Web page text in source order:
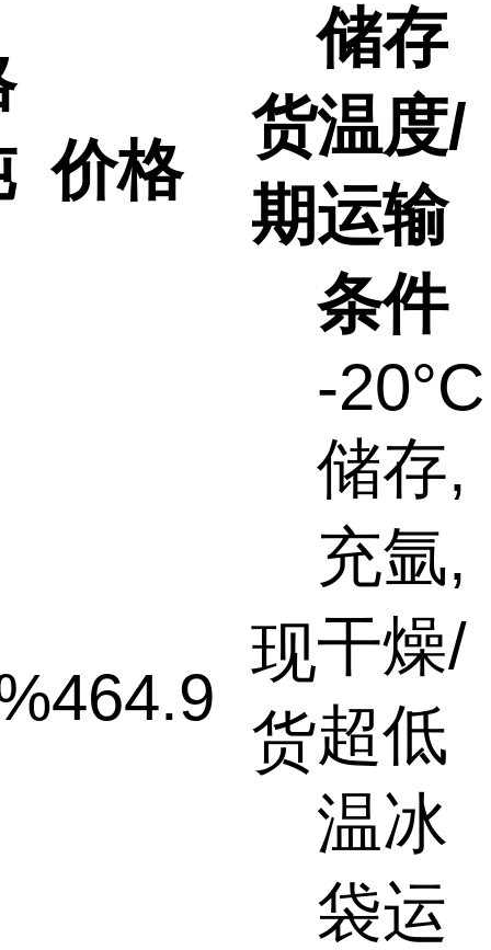
价格
货
期
储存
温度/
运输
条件
464.9
现
货
-20°C
储存,
充氩,
干燥/
超低
温冰
袋运